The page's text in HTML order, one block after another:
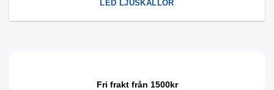
LED LJUSKÄLLOR
Fri frakt från 1500kr